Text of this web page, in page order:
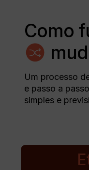
Como
Um processo
e passo a
simples e